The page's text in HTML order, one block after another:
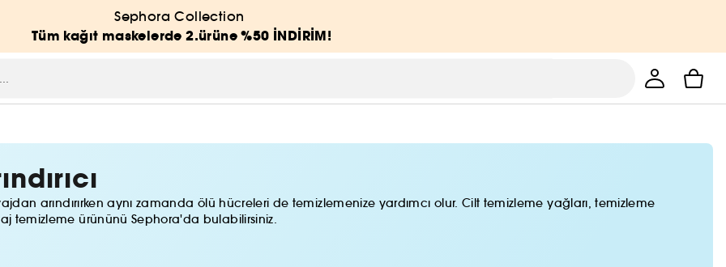
Sephora Collection
Tüm kağıt maskelerde 2.ürüne %50 İNDİRİM!
arındırırken aynı zamanda ölü hücreleri de temizlemenize yardımcı olur. Cilt temizleme yağları, temizleme
temizleme ürününü Sephora'da bulabilirsiniz.